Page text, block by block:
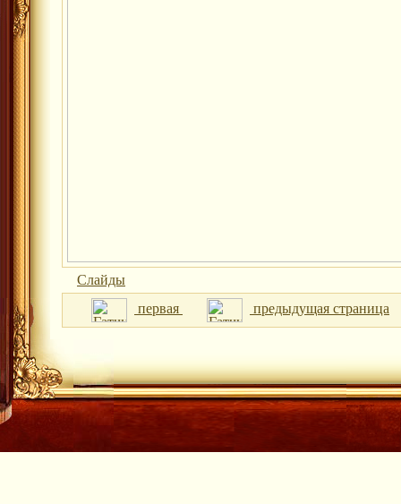
Слайды
первая
предыдущая страница